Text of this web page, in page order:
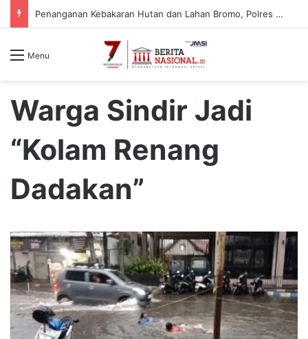
Penanganan Kebakaran Hutan dan Lahan Bromo, Polres Malang Pastikan Kawasan Jemplang Aman
Menu
Warga Sindir Jadi
“Kolam Renang
Dadakan”